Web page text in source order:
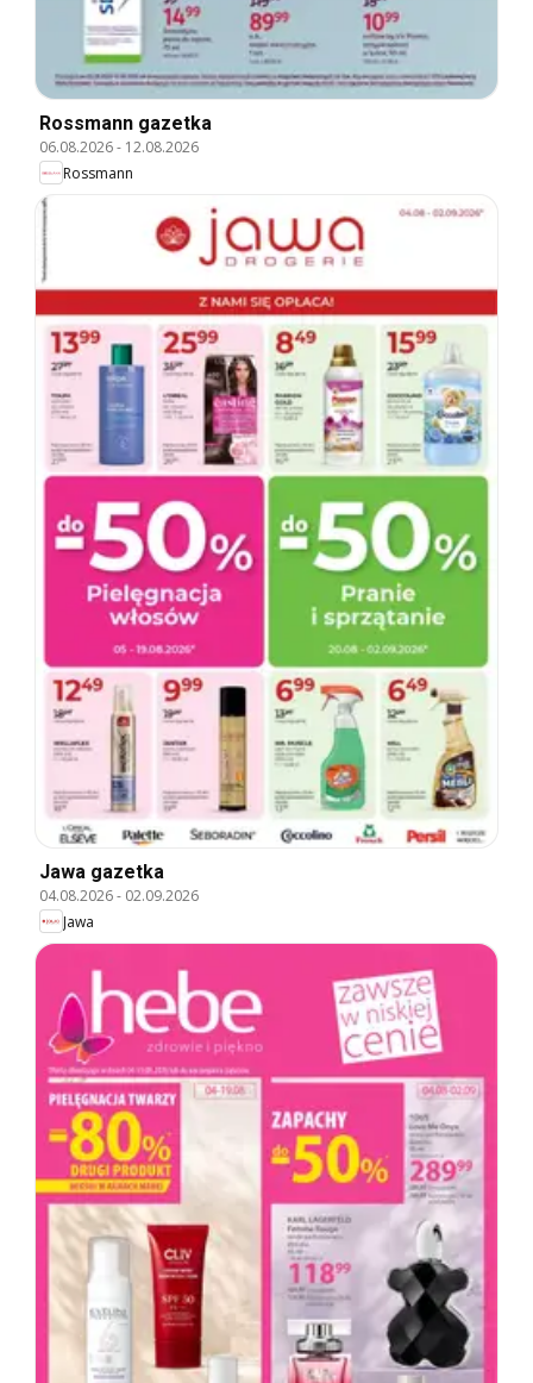
Rossmann gazetka
06.08.2026- 12.08.2026
Rossmann
Jawa gazetka
04.08.2026- 02.09.2026
Jawa